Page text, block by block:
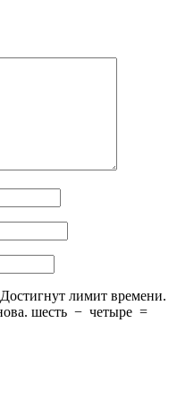
Достигнут лимит времени.
шесть − четыре =